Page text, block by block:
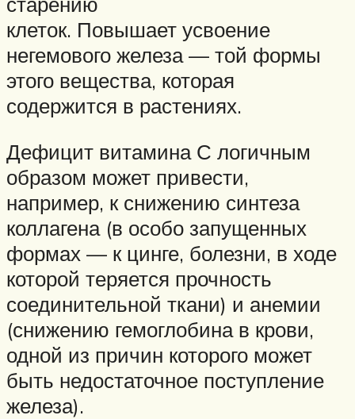
клеток. Повышает усвоение
негемового железа — той формы
этого вещества, которая
содержится в растениях.
Дефицит витамина С логичным
образом может привести,
например, к снижению синтеза
коллагена (в особо запущенных
формах — к цинге, болезни, в ходе
которой теряется прочность
соединительной ткани) и анемии
(снижению гемоглобина в крови,
одной из причин которого может
быть недостаточное поступление
железа).